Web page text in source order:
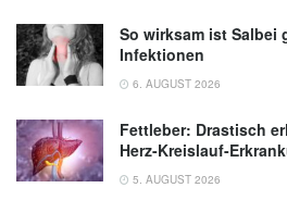
So wirksam ist Salbei
Infektionen
6. AUGUST 2026
Fettleber: Drastisch
Herz-Kreislauf-
5. AUGUST 2026